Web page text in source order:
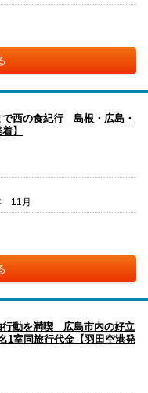
で西の食紀行 島根・広島・
】
11月
行動を満喫 広島市内の好立
1室同旅行代金【羽田空港発